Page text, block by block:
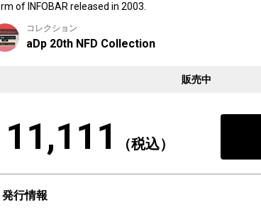
of INFOBAR released in 2003.
コレクション
aDp 20th NFD Collection
販売中
11,111 （税込）
発行情報